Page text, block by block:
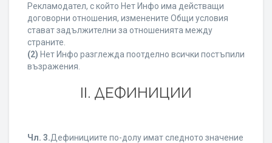
Рекламодател, с който Нет Инфо има действащи
договорни отношения, изменените Общи условия
стават задължителни за отношенията между
страните.
(2) Нет Инфо разглежда поотделно всички постъпили
възражения.
ІІ. ДЕФИНИЦИИ
Чл. 3.Дефинициите по-долу имат следното значение